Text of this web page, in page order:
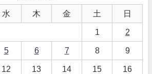
水 木 金 土 日
1 2
5 6 7 8 9
12 13 14 15 16